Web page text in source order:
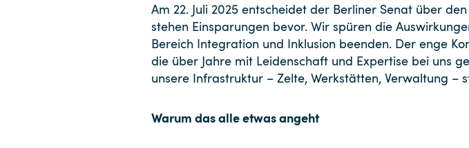
Am 22. Juli 2025 entscheidet der Berliner Senat über
stehen Einsparungen bevor. Wir spüren die
Bereich Integration und Inklusion beenden. Der enge
die über Jahre mit Leidenschaft und Expertise bei uns
unsere Infrastruktur – Zelte, Werkstätten, Verwaltung –
Warum das alle etwas angeht